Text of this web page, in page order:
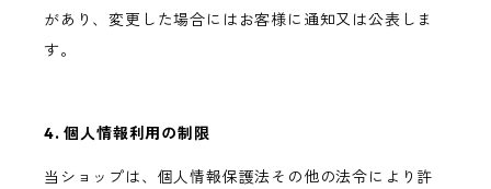
があり、変更した場合にはお客様に通知又は公表しま
す。
4. 個人情報利用の制限
当ショップは、個人情報保護法その他の法令により許